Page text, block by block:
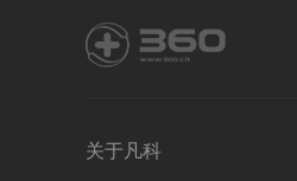
关于凡科